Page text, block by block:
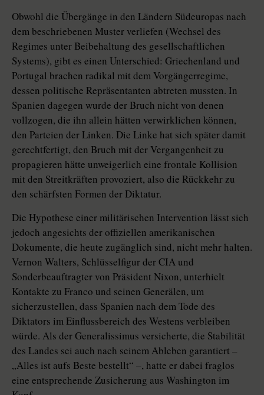
Obwohl die Übergänge in den Ländern Südeuropas nach
dem beschriebenen Muster verliefen (Wechsel des
Regimes unter Beibehaltung des gesellschaftlichen
Systems), gibt es einen Unterschied: Griechenland und
Portugal brachen radikal mit dem Vorgängerregime,
dessen politische Repräsentanten abtreten mussten. In
Spanien dagegen wurde der Bruch nicht von denen
vollzogen, die ihn allein hätten verwirklichen können,
den Parteien der Linken. Die Linke hat sich später damit
gerechtfertigt, den Bruch mit der Vergangenheit zu
propagieren hätte unweigerlich eine frontale Kollision
mit den Streitkräften provoziert, also die Rückkehr zu
den schärfsten Formen der Diktatur.
Die Hypothese einer militärischen Intervention lässt sich
jedoch angesichts der offiziellen amerikanischen
Dokumente, die heute zugänglich sind, nicht mehr halten.
Vernon Walters, Schlüsselfigur der CIA und
Sonderbeauftragter von Präsident Nixon, unterhielt
Kontakte zu Franco und seinen Generälen, um
sicherzustellen, dass Spanien nach dem Tode des
Diktators im Einflussbereich des Westens verbleiben
würde. Als der Generalissimus versicherte, die Stabilität
des Landes sei auch nach seinem Ableben garantiert –
„Alles ist aufs Beste bestellt“ –, hatte er dabei fraglos
eine entsprechende Zusicherung aus Washington im